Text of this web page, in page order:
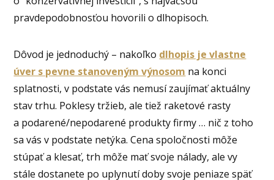
pravdepodobnosťou hovorili o dlhopisoch.
Dôvod je jednoduchý – nakoľko dlhopis je vlastne
úver s pevne stanoveným výnosom na konci
splatnosti, v podstate vás nemusí zaujímať aktuálny
stav trhu. Poklesy tržieb, ale tiež raketové rasty
a podarené/nepodarené produkty firmy … nič z toho
sa vás v podstate netýka. Cena spoločnosti môže
stúpať a klesať, trh môže mať svoje nálady, ale vy
stále dostanete po uplynutí doby svoje peniaze späť